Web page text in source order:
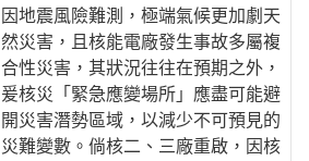
因地震風險難測，極端氣候更加劇天
然災害，且核能電廠發生事故多屬複
合性災害，其狀況往往在預期之外，
爰核災「緊急應變場所」應盡可能避
開災害潛勢區域，以減少不可預見的
災難變數。倘核二、三廠重啟，因核